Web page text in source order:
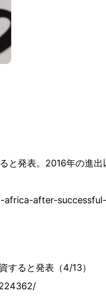
と発表。2016年の進
after-
すると発表（4/13）